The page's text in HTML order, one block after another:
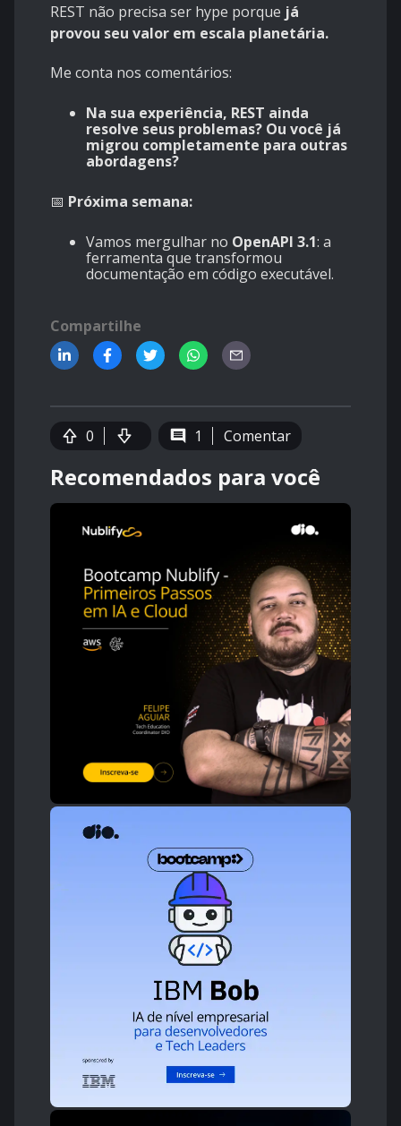
REST não precisa ser hype porque já
provou seu valor em escala planetária.
Me conta nos comentários:
Na sua experiência, REST ainda
resolve seus problemas? Ou você já
migrou completamente para outras
abordagens?
📅 Próxima semana:
Vamos mergulhar no OpenAPI 3.1: a
ferramenta que transformou
documentação em código executável.
Compartilhe
0 1 Comentar
Recomendados para você